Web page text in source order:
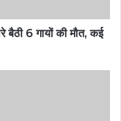
6 गायों की मौत, कई